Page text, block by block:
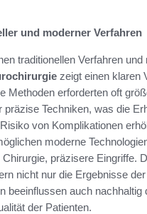
und moderner Verfahren
traditionellen Verfahren und
zeigt einen klaren
Methoden erforderten oft
präzise Techniken, was die
von Komplikationen
moderne
präzisere Eingriffe.
nicht nur die Ergebnisse der
beeinflussen auch nachhaltig
der Patienten.